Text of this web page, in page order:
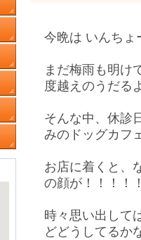
今晩は いんちょ
まだ梅雨も明け
度越えのうだる
そんな中、休診
みのドッグカフ
お店に着くと、
の顔が！！！！
時々思い出して
どどうしてるか